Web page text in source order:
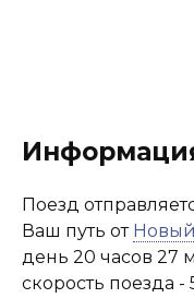
Поезд
Ваш путь от
день 20 часов 27
скорость поезда